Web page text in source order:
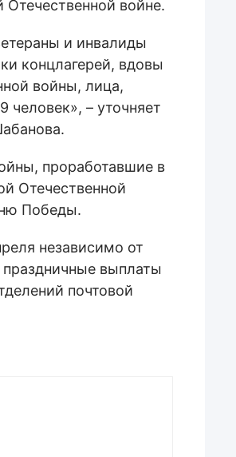
войне.
и инвалиды
концлагерей, вдовы
войны, лица,
человек», – уточняет
проработавшие в
Отечественной
Победы.
независимо от
выплаты
почтовой